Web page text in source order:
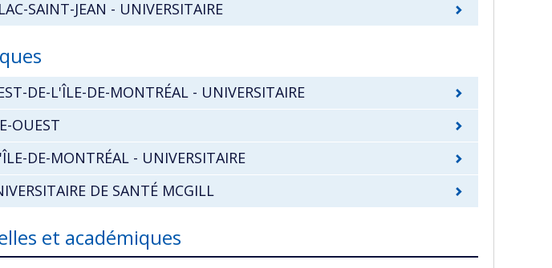
SAINT-JEAN - UNIVERSITAIRE
DE-L'ÎLE-DE-MONTRÉAL - UNIVERSITAIRE
OUEST
DE-MONTRÉAL - UNIVERSITAIRE
DE SANTÉ MCGILL
et académiques